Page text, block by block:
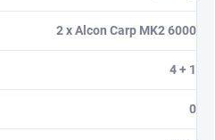
2 x Alcon Carp MK2 6000
4 + 1
0